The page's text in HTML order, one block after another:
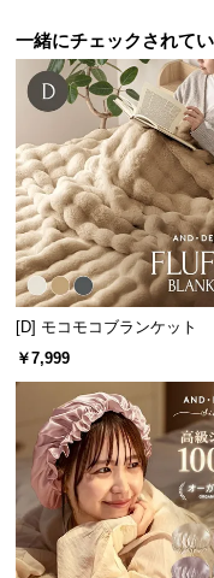
つ
い
て
会
員
規
約
に
つ
い
て
客
サ
ポ
ー
一緒にチェックされて
[D] モコモコブランケット
￥7,999